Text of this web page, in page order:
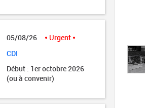
05/08/26
Urgent
CDI
Début : 1er octobre 2026
(ou à convenir)